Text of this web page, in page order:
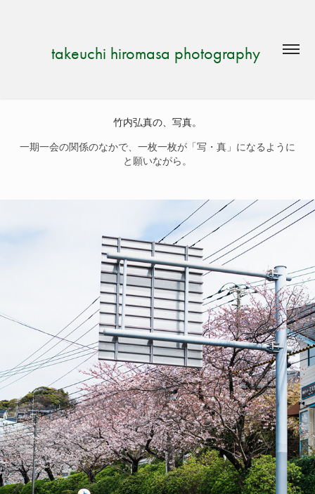
takeuchi hiromasa photography
竹内弘真の、写真。
一期一会の関係のなかで、一枚一枚が「写・真」になるように
と願いながら。
そのへんのさくら
2024